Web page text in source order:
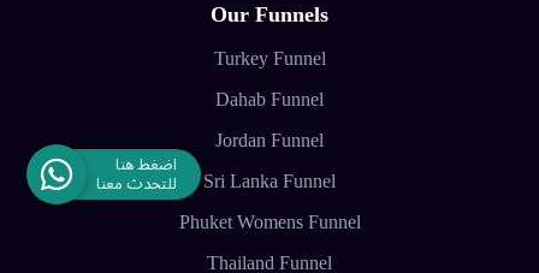
Our Funnels
Turkey Funnel
Dahab Funnel
Jordan Funnel
Sri Lanka Funnel
Phuket Womens Funnel
Thailand Funnel